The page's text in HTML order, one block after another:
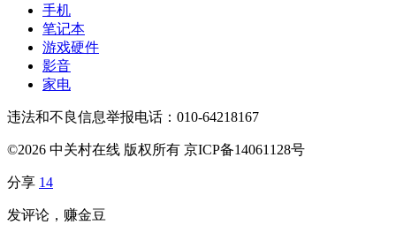
手机
笔记本
游戏硬件
影音
家电
违法和不良信息举报电话：010-64218167
©2026 中关村在线 版权所有 京ICP备14061128号
分享 14
发评论，赚金豆